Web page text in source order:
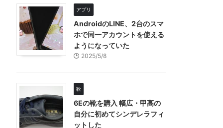
アプリ
AndroidのLINE、2台のスマ
ホで同一アカウントを使える
ようになっていた
2025/5/8
靴
6Eの靴を購入 幅広・甲高の
自分に初めてシンデレラフィ
ットした